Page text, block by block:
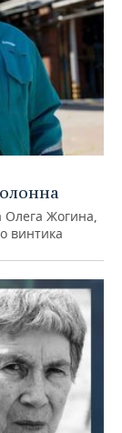
Олега Жогина,
винтика